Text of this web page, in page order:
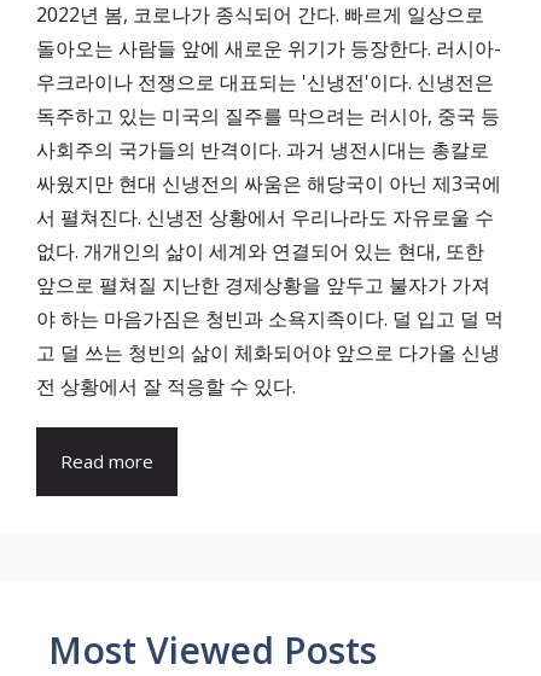
2022년 봄, 코로나가 종식되어 간다. 빠르게 일상으로
돌아오는 사람들 앞에 새로운 위기가 등장한다. 러시아-
우크라이나 전쟁으로 대표되는 '신냉전'이다. 신냉전은
독주하고 있는 미국의 질주를 막으려는 러시아, 중국 등
사회주의 국가들의 반격이다. 과거 냉전시대는 총칼로
싸웠지만 현대 신냉전의 싸움은 해당국이 아닌 제3국에
서 펼쳐진다. 신냉전 상황에서 우리나라도 자유로울 수
없다. 개개인의 삶이 세계와 연결되어 있는 현대, 또한
앞으로 펼쳐질 지난한 경제상황을 앞두고 불자가 가져
야 하는 마음가짐은 청빈과 소욕지족이다. 덜 입고 덜 먹
고 덜 쓰는 청빈의 삶이 체화되어야 앞으로 다가올 신냉
전 상황에서 잘 적응할 수 있다.
Read more
Most Viewed Posts